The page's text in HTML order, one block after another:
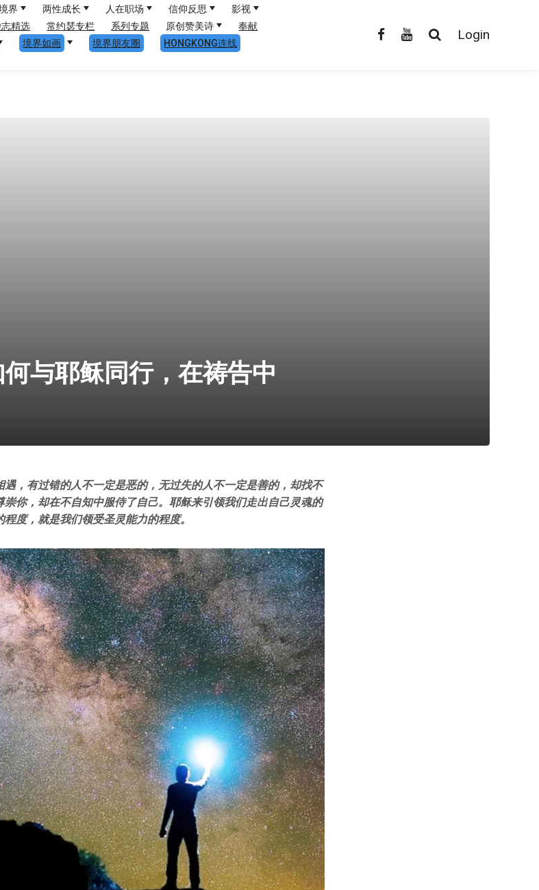
界 两性成长 人在职场 信仰反思
影视
精选 常约瑟专栏 系列专题 原创赞美诗
奉献
境界如画 境界朋友圈
HONGKONG连线
Login
何与耶稣同行，在祷告中
，有过错的人不一定是恶的，无过失的人不一定是善的，却找不
你，却在不自知中服侍了自己。耶稣来引领我们走出自己灵魂的
度，就是我们领受圣灵能力的程度。